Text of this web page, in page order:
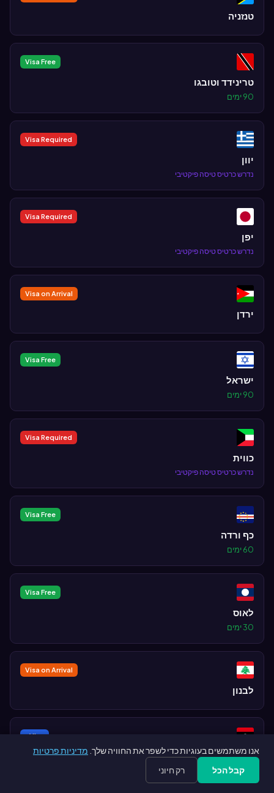
טנזניה
Visa Free
טרינידד וטובגו
90 ימים
Visa Required
יוון
נדרש כרטיס טיסה פיקטיבי
Visa Required
יפן
נדרש כרטיס טיסה פיקטיבי
Visa on Arrival
ירדן
Visa Free
ישראל
90 ימים
Visa Required
כווית
נדרש כרטיס טיסה פיקטיבי
Visa Free
כף ורדה
60 ימים
Visa Free
לאוס
30 ימים
Visa on Arrival
לבנון
eVisa
לוב
נדרש כרטיס טיסה פיקטיבי
אנו משתמשים בעוגיות כדי לשפר את החוויה שלך. מדיניות פרטיות
קבל הכל
רק חיוני